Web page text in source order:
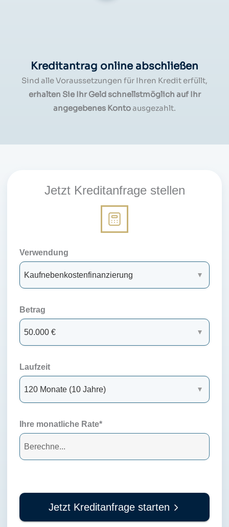
Kreditantrag online abschließen
Sind alle Voraussetzungen für Ihren Kredit erfüllt,
erhalten Sie Ihr Geld schnellstmöglich auf Ihr
angegebenes Kontoausgezahlt.
Jetzt Kreditanfrage stellen
Verwendung
Betrag
Laufzeit
Ihre monatliche Rate*
Jetzt Kreditanfrage starten